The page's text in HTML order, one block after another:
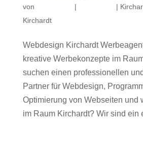
von | |
Kirchardt
Webdesign Kirchardt
kreative Werbekonzepte im
suchen einen professionellen
Partner für Webdesign,
Optimierung von Webseiten und
im Raum Kirchardt? Wir sind ein